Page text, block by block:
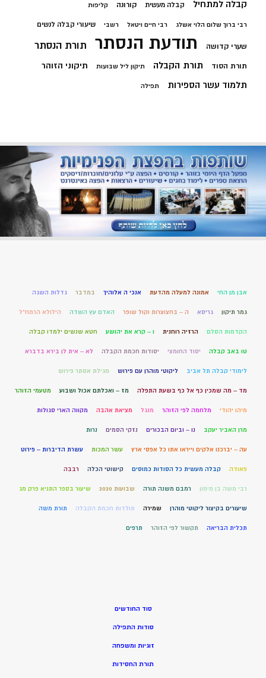
קבלה למתחיל קבלה מעשית קורונה קליפות
רבי ברוך שלום הלוי אשלג רבי חיים ויטאל רשבי שיעורי קבלה לנשים
שערי קדושה תודעת הנסתר תורת הנסתר
תורת הסוד תורת הקבלה תיקון ליל שבועות תיקוני הזוהר
תלמוד עשר הספירות תפילה
אבן מן החי אמונה למעלה מהדעת אנכי ה אלוהיך במדבר גדלות השגה
גמר תיקון גריסא ה – בחצוצרות וקול שופר האדם עץ השדה הילולא הרמח"ל
הקדמות הסלם הרזיה רוחנית ו – קרא את יהושע חטא שנשים ילמדו קבלה
טו באב קבלה יסוד החומצי יסודות חכמת הקבלה לא – אית לן בירא בדברא
לימודי קבלה תל אביב ליקוטי מוהרן עם פירוש מגילת אסתר פירוש
מד – מה שמכין כף אל כף בשעת התפלה מז – ואכלתם אכול ושבוע מטעמי הזוהר
מיהו יהודי מלחמה לפי הזוהר מנגל מציאת אהבה מקווה הארי סגולות
מרן האביר יעקב נו – וביום הבכורים נזקי הסמים נרות
עה – יברכנו אלקים וייראו אתו כל אפסי ארץ עשר המכות עשרת הדיברות – פירוט
פאודה קבלה מעשית כל הסודות כמוסים קישוטי הכלה רבבה
רבי משה בן מימון רמבם משנה תורה שבועות 2020 שיעור בספר התניא פרק מג
שיעורים בקיצור ליקוטי מוהרן שמירה תולדות חכמת הקבלה תורת משה
תכלית הבריאה תקשור לפי הזוהר תרפים
סוד החודשים
סודות התפילה
זוגיות ומשפחה
תורת החסידות